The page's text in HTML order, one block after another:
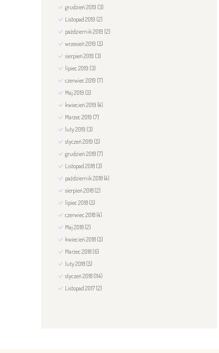
grudzień2019 (3)
Listopad2019 (2)
październik2019 (2)
wrzesień2019 (5)
sierpień2019 (3)
lipiec2019 (3)
czerwiec2019 (7)
Maj2019 (5)
kwiecień2019 (4)
Marzec2019 (7)
luty2019 (3)
styczeń2019 (5)
grudzień2018 (7)
Listopad2018 (3)
październik2018 (4)
sierpień2018 (2)
lipiec2018 (5)
czerwiec2018 (4)
Maj2018 (2)
kwiecień2018 (5)
Marzec2018 (6)
luty2018 (5)
styczeń2018 (114)
Listopad2017 (2)